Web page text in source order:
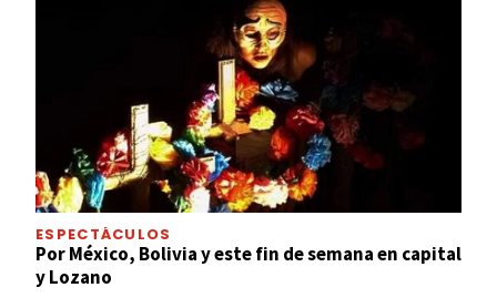
ESPECTÁCULOS
Por México, Bolivia y este fin de semana en capital
y Lozano